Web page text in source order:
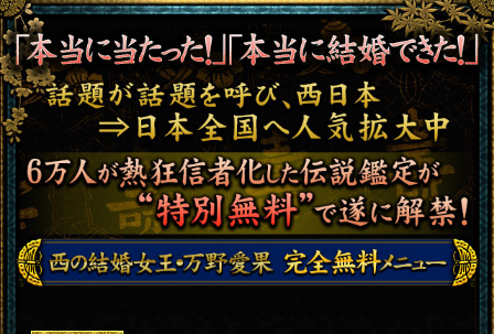
完全無
料
TV大物司会者も愛用【激
的中占】あなたの全宿縁
（表/裏）と幸福指数
無料
完全無
料
熱狂信者6万超≪結婚女王
が断言≫あなたと結婚相